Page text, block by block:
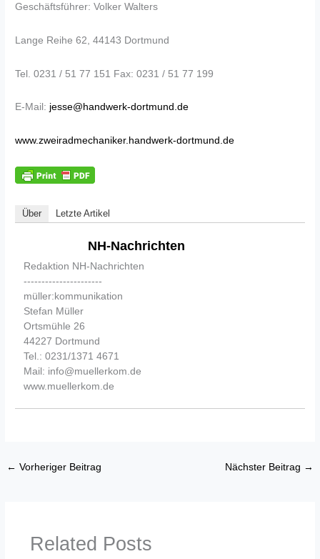
Geschäftsführer: Volker Walters
Lange Reihe 62, 44143 Dortmund
Tel. 0231 / 51 77 151 Fax: 0231 / 51 77 199
E-Mail: jesse@handwerk-dortmund.de
www.zweiradmechaniker.handwerk-dortmund.de
Über Letzte Artikel
NH-Nachrichten
Redaktion NH-Nachrichten
----------------------
müller:kommunikation
Stefan Müller
Ortsmühle 26
44227 Dortmund
Tel.: 0231/1371 4671
Mail: info@muellerkom.de
www.muellerkom.de
← Vorheriger Beitrag Nächster Beitrag →
Related Posts